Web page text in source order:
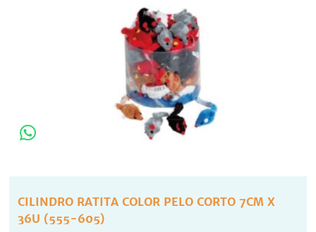
CILINDRO RATITA COLOR PELO CORTO 7CM X
36U (555-605)